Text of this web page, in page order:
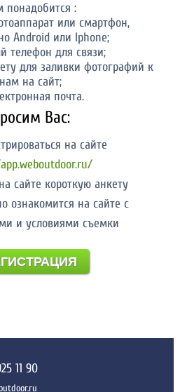
понадобится :
или смартфон,
Android или Iphone;
телефон для связи;
для заливки фотографий к
нам на сайт;
почта.
Вас:
на сайте
сайте короткую анкету
ознакомится на сайте с
и условиями съемки
11 90